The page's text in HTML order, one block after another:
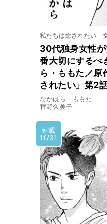
私たちは癒されたい
30代独身女性
番大切にするべ
ら・ももた／原
されたい」第2話
なかはら・ももた
菅野久美子
連載
10/31